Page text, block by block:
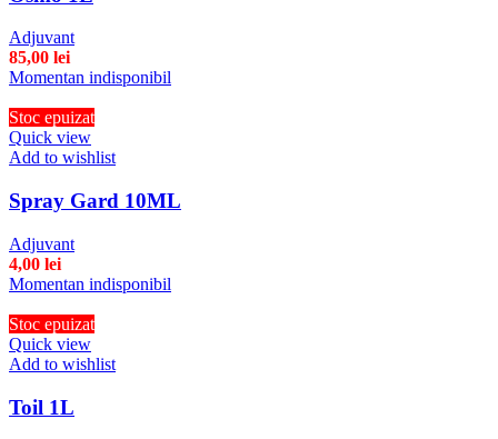
Adjuvant
85,00 lei
Momentan indisponibil
Stoc epuizat
Quick view
Add to wishlist
Spray Gard 10ML
Adjuvant
4,00 lei
Momentan indisponibil
Stoc epuizat
Quick view
Add to wishlist
Toil 1L